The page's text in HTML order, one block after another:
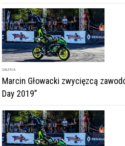
GALERIA
Marcin Głowacki zwycięzcą
Day 2019”